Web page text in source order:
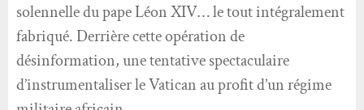
solennelle du pape Léon XIV… le tout intégralement
fabriqué. Derrière cette opération de
désinformation, une tentative spectaculaire
d’instrumentaliser le Vatican au profit d’un régime